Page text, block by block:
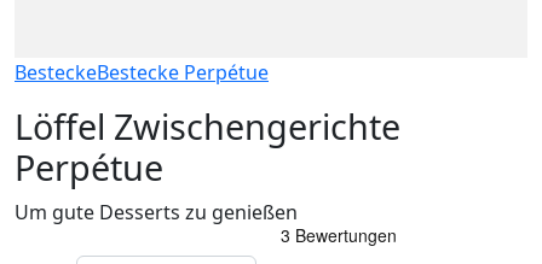
BesteckeBestecke Perpétue
Löffel Zwischengerichte
Perpétue
Um gute Desserts zu genießen